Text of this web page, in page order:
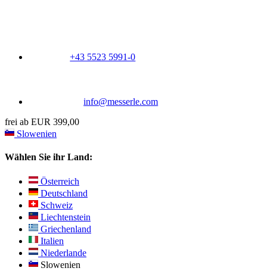
+43 5523 5991-0
info@messerle.com
frei ab EUR 399,00
Slowenien
Wählen Sie ihr Land:
Österreich
Deutschland
Schweiz
Liechtenstein
Griechenland
Italien
Niederlande
Slowenien